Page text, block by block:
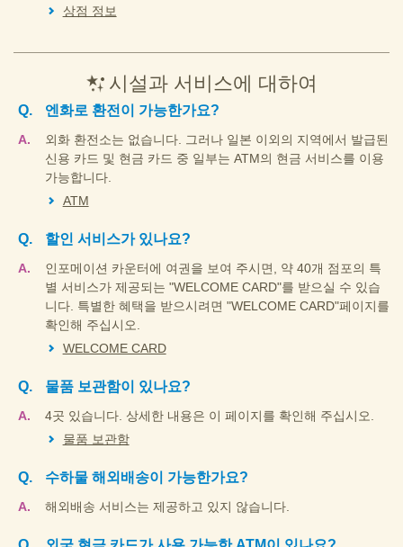
상점 정보
시설과 서비스에 대하여
엔화로 환전이 가능한가요?
외화 환전소는 없습니다. 그러나 일본 이외의 지역에서 발급된
신용 카드 및 현금 카드 중 일부는 ATM의 현금 서비스를 이용
가능합니다.
ATM
할인 서비스가 있나요?
인포메이션 카운터에 여권을 보여 주시면, 약 40개 점포의 특
별 서비스가 제공되는 "WELCOME CARD"를 받으실 수 있습
니다. 특별한 혜택을 받으시려면 "WELCOME CARD"페이지를
확인해 주십시오.
WELCOME CARD
물품 보관함이 있나요?
4곳 있습니다. 상세한 내용은 이 페이지를 확인해 주십시오.
물품 보관함
수하물 해외배송이 가능한가요?
해외배송 서비스는 제공하고 있지 않습니다.